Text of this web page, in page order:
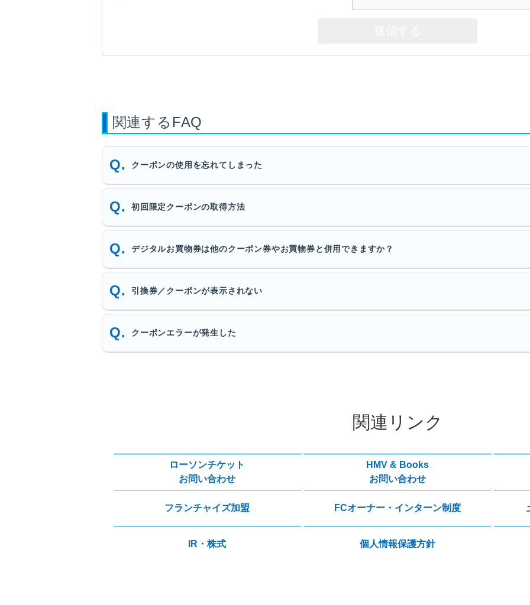
関連するFAQ
クーポンの使用を忘れてしまった
初回限定クーポンの取得方法
デジタルお買物券は他のクーポン券やお買物券と併用できますか？
引換券／クーポンが表示されない
クーポンエラーが発生した
関連リンク
ローソンチケット
お問い合わせ
HMV & Books
お問い合わせ
フランチャイズ加盟 FCオーナー・インターン制度
IR・株式 個人情報保護方針